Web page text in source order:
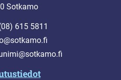
Sotkamo
615 5811